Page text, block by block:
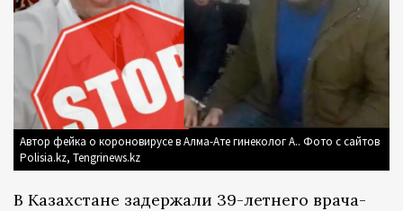
Автор фейка о короновирусе в Алма-Ате гинеколог А.. Фото с сайтов
Polisia.kz, Tengrinews.kz
В Казахстане задержали 39-летнего врача-